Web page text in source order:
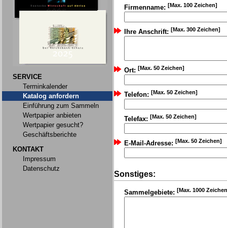
SERVICE
Terminkalender
Katalog anfordern
Einführung zum Sammeln
Wertpapier anbieten
Wertpapier gesucht?
Geschäftsberichte
KONTAKT
Impressum
Datenschutz
Firmenname: [Max. 100 Zeichen]
Ihre Anschrift: [Max. 300 Zeichen]
Ort: [Max. 50 Zeichen]
Telefon: [Max. 50 Zeichen]
Telefax: [Max. 50 Zeichen]
E-Mail-Adresse: [Max. 50 Zeichen]
Sonstiges:
Sammelgebiete: [Max. 1000